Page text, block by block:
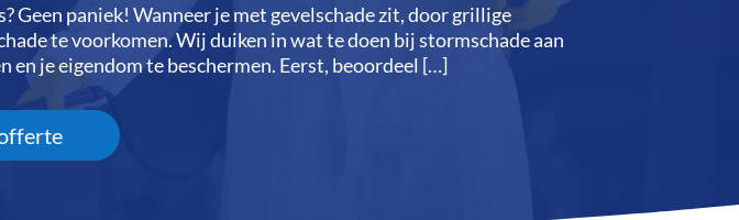
Geen paniek! Wanneer je met gevelschade zit, door grillige
te voorkomen.​ Wij duiken in wat te doen bij stormschade aan
en je eigendom te beschermen.​ Eerst, beoordeel […]